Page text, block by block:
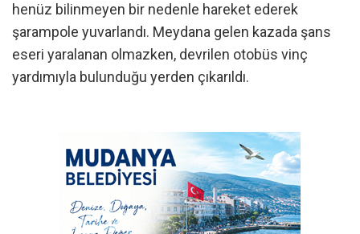
henüz bilinmeyen bir nedenle hareket ederek
şarampole yuvarlandı. Meydana gelen kazada şans
eseri yaralanan olmazken, devrilen otobüs vinç
yardımıyla bulunduğu yerden çıkarıldı.